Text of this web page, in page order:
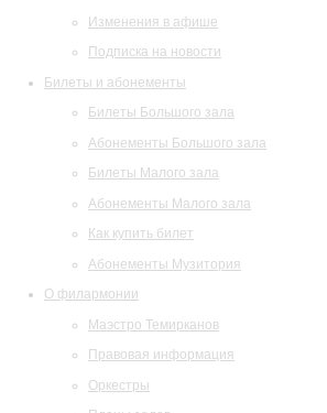
Изменения в афише
Подписка на новости
Билеты и абонементы
Билеты Большого зала
Абонементы Большого зала
Билеты Малого зала
Абонементы Малого зала
Как купить билет
Абонементы Музитория
О филармонии
Маэстро Темирканов
Правовая информация
Оркестры